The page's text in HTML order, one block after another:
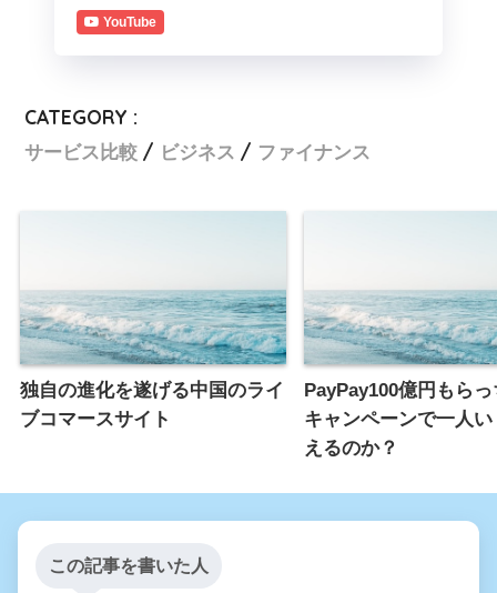
YouTube
CATEGORY :
サービス比較
ビジネス ファイナンス
独自の進化を遂げる中国のライ
ブコマースサイト
PayPay100億円もら
キャンペーンで一人
えるのか？
この記事を書いた人